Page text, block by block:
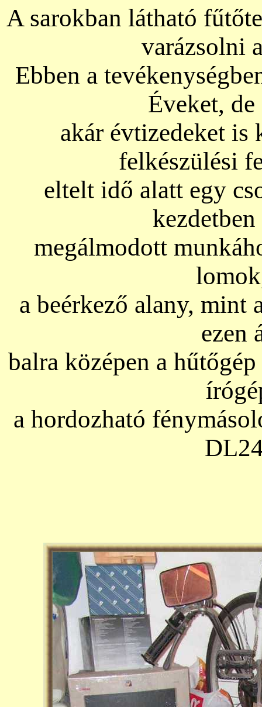
A sarokban látható
varázsolni
Ebben a
Éveket, de
akár évtizedeket is
felkészülési
eltelt idő alatt egy
megálmodott
a beérkező alany, mint
ezen
balra középen a
a hordozható